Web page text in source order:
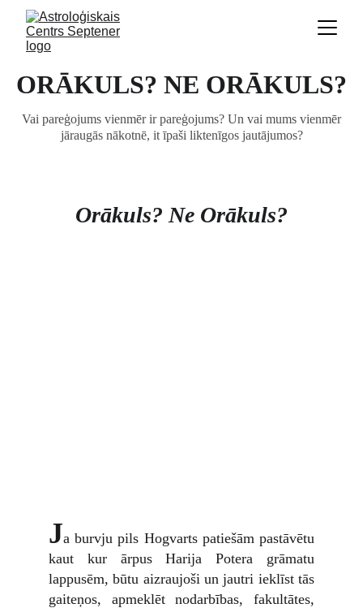
ORĀKULS? NE ORĀKULS?
Vai pareģojums vienmēr ir pareģojums? Un vai mums vienmēr
jāraugās nākotnē, it īpaši liktenīgos jautājumos?
Ja burvju pils Hogvarts patiešām pastāvētu
kaut kur ārpus Harija Potera grāmatu
lappusēm, būtu aizraujoši un jautri ieklīst tās
gaiteņos, apmeklēt nodarbības, fakultātes,
Orākuls? Ne Orākuls?